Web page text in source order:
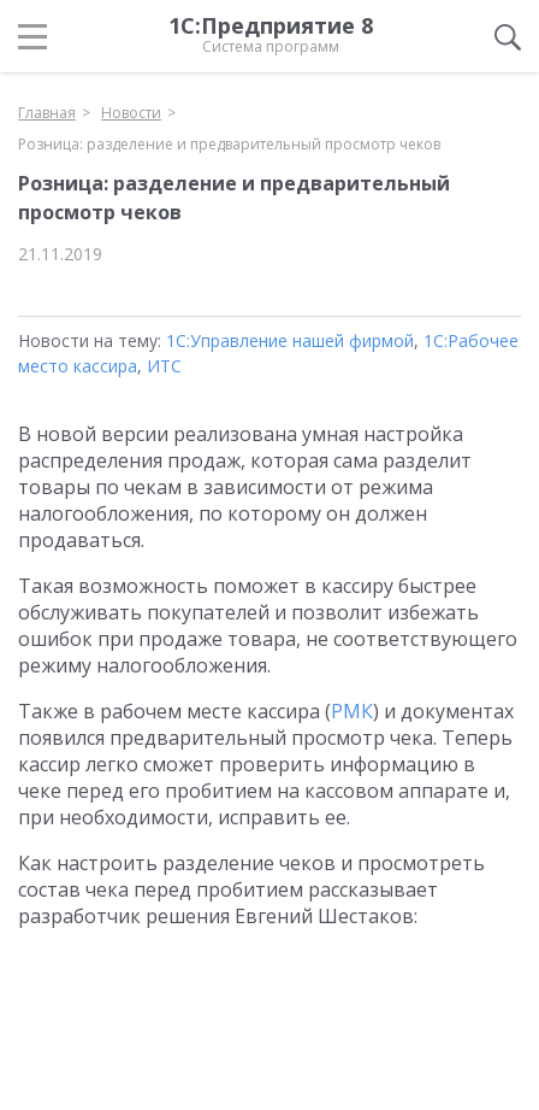
1С:Предприятие 8
Система программ
Главная
Новости
Розница: разделение и предварительный просмотр чеков
Розница: разделение и предварительный
просмотр чеков
21.11.2019
Новости на тему: 1С:Управление нашей фирмой, 1С:Рабочее
место кассира, ИТС
В новой версии реализована умная настройка
распределения продаж, которая сама разделит
товары по чекам в зависимости от режима
налогообложения, по которому он должен
продаваться.
Такая возможность поможет в кассиру быстрее
обслуживать покупателей и позволит избежать
ошибок при продаже товара, не соответствующего
режиму налогообложения.
Также в рабочем месте кассира (РМК) и документах
появился предварительный просмотр чека. Теперь
кассир легко сможет проверить информацию в
чеке перед его пробитием на кассовом аппарате и,
при необходимости, исправить ее.
Как настроить разделение чеков и просмотреть
состав чека перед пробитием рассказывает
разработчик решения Евгений Шестаков: